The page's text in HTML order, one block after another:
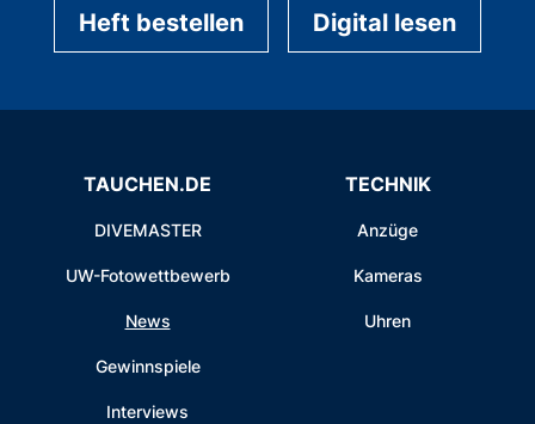
Heft bestellen Digital lesen
TAUCHEN.DE
DIVEMASTER
UW-Fotowettbewerb
News
Gewinnspiele
Interviews
TECHNIK
Anzüge
Kameras
Uhren